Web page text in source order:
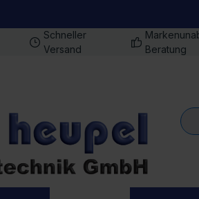
Schneller
Versand
Beratung